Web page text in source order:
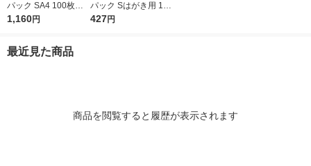
パック SA4 100枚入 6
739200 1袋(100枚入)
1,160円
パック Sはがき用 100
枚入 6751700 1袋(10
427円
最近見た商品
商品を閲覧すると履歴が表示されます